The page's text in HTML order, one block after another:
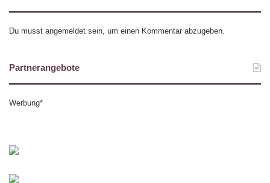
Du musst angemeldet sein, um einen Kommentar abzugeben.
Partnerangebote
Werbung*